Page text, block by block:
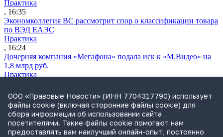
Практика
, 16:35
Экономколлегия ВС рассмотрит спор о классификации товара
по ВЭД ЕАЭС
Практика
, 16:24
Дочерняя компания «Мегафона» подала иск к «М.Видео» на
1,8 млрд руб.
Практика
СИП проверит отмену патента на систему управления
устройствами после возражений «Яндекса»
Практика
, 15:17
Суды 10 стран рассматривают иски российской «дочки»
ООО «Правовые Новости» (ИНН 7704317790) использует
файлы cookie (включая сторонние файлы cookie) для
сбора информации об использовании сайта
посетителями. Такие файлы cookie помогают нам
предоставлять вам наилучший онлайн-опыт, постоянно